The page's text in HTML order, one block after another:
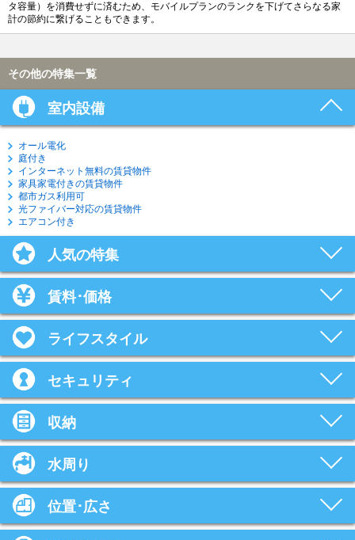
タ容量）を消費せずに済むため、モバイルプランのランクを下げてさらなる家
計の節約に繋げることもできます。
その他の特集一覧
室内設備
オール電化
庭付き
インターネット無料の賃貸物件
家具家電付きの賃貸物件
都市ガス利用可
光ファイバー対応の賃貸物件
エアコン付き
人気の特集
賃料･価格
ライフスタイル
セキュリティ
収納
水周り
位置･広さ